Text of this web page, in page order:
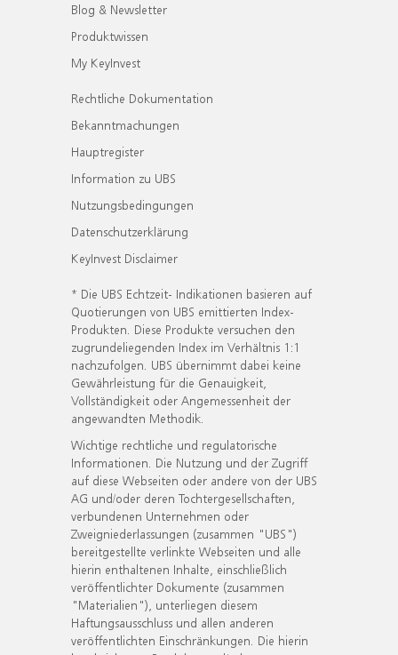
Blog & Newsletter
Produktwissen
My KeyInvest
Rechtliche Dokumentation
Bekanntmachungen
Hauptregister
Information zu UBS
Nutzungsbedingungen
Datenschutzerklärung
KeyInvest Disclaimer
* Die UBS Echtzeit- Indikationen basieren auf
Quotierungen von UBS emittierten Index-
Produkten. Diese Produkte versuchen den
zugrundeliegenden Index im Verhältnis 1:1
nachzufolgen. UBS übernimmt dabei keine
Gewährleistung für die Genauigkeit,
Vollständigkeit oder Angemessenheit der
angewandten Methodik.
Wichtige rechtliche und regulatorische
Informationen. Die Nutzung und der Zugriff
auf diese Webseiten oder andere von der UBS
AG und/oder deren Tochtergesellschaften,
verbundenen Unternehmen oder
Zweigniederlassungen (zusammen "UBS")
bereitgestellte verlinkte Webseiten und alle
hierin enthaltenen Inhalte, einschließlich
veröffentlichter Dokumente (zusammen
"Materialien"), unterliegen diesem
Haftungsausschluss und allen anderen
veröffentlichten Einschränkungen. Die hierin